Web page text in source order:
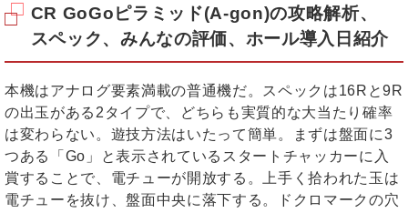
CR GoGoピラミッド(A-gon)の攻略解析、
スペック、みんなの評価、ホール導入日紹介
本機はアナログ要素満載の普通機だ。スペックは16Rと9R
の出玉がある2タイプで、どちらも実質的な大当たり確率
は変わらない。遊技方法はいたって簡単。まずは盤面に3
つある「Go」と表示されているスタートチャッカーに入
賞することで、電チューが開放する。上手く拾われた玉は
電チューを抜け、盤面中央に落下する。ドクロマークの穴